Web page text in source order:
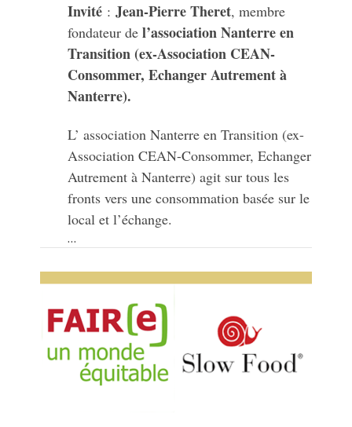
Invité: Jean-Pierre Theret, membre
fondateur del’association Nanterre en
Transition (ex-Association CEAN-
Consommer, Echanger Autrement à
Nanterre).
L’ association Nanterre en Transition (ex-
Association CEAN-Consommer, Echanger
Autrement à Nanterre) agit sur tous les
fronts vers une consommation basée sur le
local et l’échange.
…